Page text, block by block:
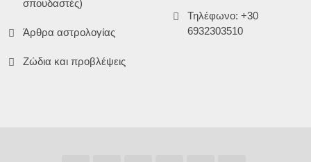
σπουδαστές)
Άρθρα αστρολογίας
Ζώδια και προβλέψεις
Τηλέφωνο: +30
6932303510